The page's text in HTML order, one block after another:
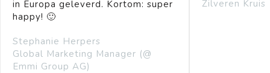
in Europa geleverd. Kortom: super
happy! 🙂
Stephanie Herpers
Global Marketing Manager (@
Emmi Group AG)
Zilveren Kruis